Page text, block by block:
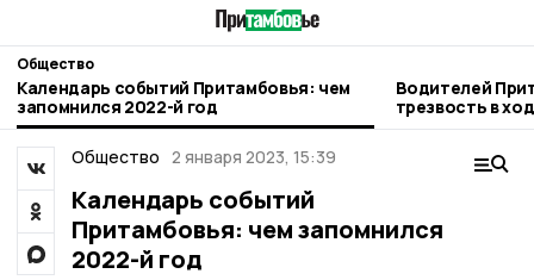
Общество
Календарь событий Притамбовья: чем
запомнился 2022-й год
Водителей
трезвость в
рейда
Общество 2 января 2023, 15:39
Календарь событий
Притамбовья: чем запомнился
2022-й год